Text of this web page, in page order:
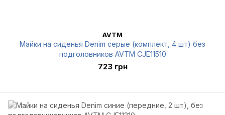
AVTM
Майки на сиденья Denim серые (комплект, 4 шт) без
подголовников AVTM CJE11510
723 грн